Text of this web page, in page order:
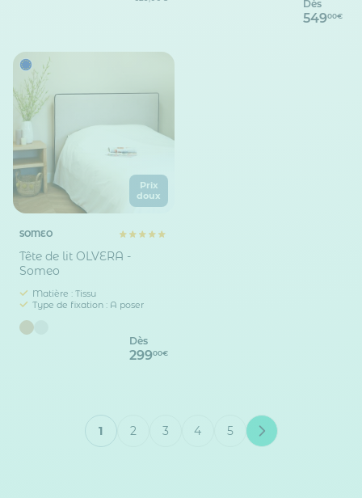
Dès
54900€
Prix
doux
SOMEO
Tête de lit OLVERA -
Someo
Matière : Tissu
Type de fixation : A poser
Dès
29900€
Vous lisez actuellement la page
1
2
3
4
Page
5